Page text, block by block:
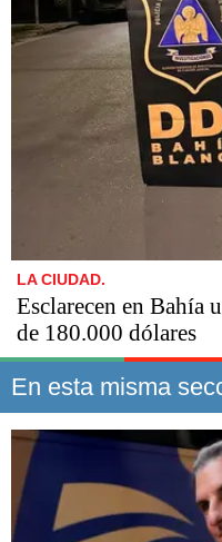
LA CIUDAD.
Esclarecen en Bahía
de 180.000 dólares
En esta misma